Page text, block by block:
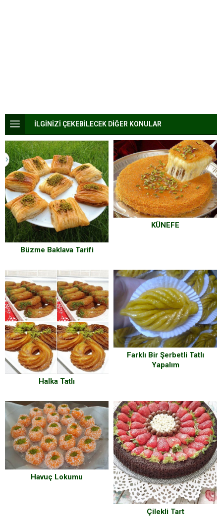
İLGİNİZİ ÇEKEBİLECEK DİĞER KONULAR
Büzme Baklava Tarifi
KÜNEFE
Halka Tatlı
Farklı Bir Şerbetli Tatlı
Yapalım
Havuç Lokumu
Çilekli Tart